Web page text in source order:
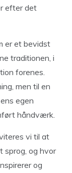
efter det
er et bevidst
traditionen, i
forenes.
men til en
egen
håndværk.
vi til at
sprog, og hvor
og